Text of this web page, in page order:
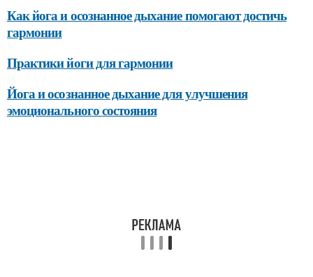
Как йога и осознанное дыхание помогают достичь
гармонии
Практики йоги для гармонии
Йога и осознанное дыхание для улучшения
эмоционального состояния